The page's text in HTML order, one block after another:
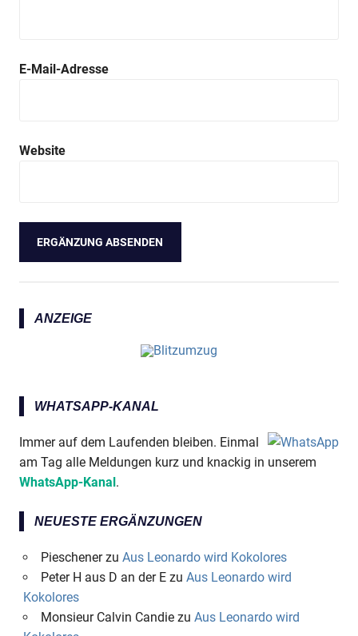
E-Mail-Adresse
Website
ANZEIGE
WHATSAPP-KANAL
Immer auf dem Laufenden bleiben. Einmal
am Tag alle Meldungen kurz und knackig in unserem
WhatsApp-Kanal .
NEUESTE ERGÄNZUNGEN
Pieschenerzu Aus Leonardo wird Kokolores
Peter H aus D an der Ezu Aus Leonardo wird
Kokolores
Monsieur Calvin Candiezu Aus Leonardo wird